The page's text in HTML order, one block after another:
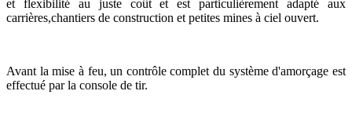
et flexibilité au juste coût et est particulièrement adapté aux
carrières,chantiers de construction et petites mines à ciel ouvert.
Avant la mise à feu, un contrôle complet du système d'amorçage est
effectué par la console de tir.